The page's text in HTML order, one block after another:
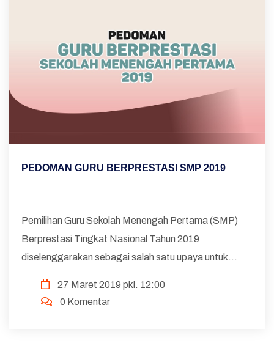
PEDOMAN GURU BERPRESTASI SMP 2019
Pemilihan Guru Sekolah Menengah Pertama (SMP)
Berprestasi Tingkat Nasional Tahun 2019
diselenggarakan sebagai salah satu upaya untuk
27 Maret 2019 pkl. 12:00
0 Komentar